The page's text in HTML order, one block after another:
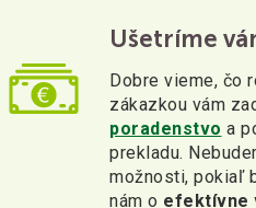
Ušetríme
Dobre vieme, čo
zákazkou vám
poradenstvo a
prekladu.
možnosti, pokiaľ
nám o efektívne